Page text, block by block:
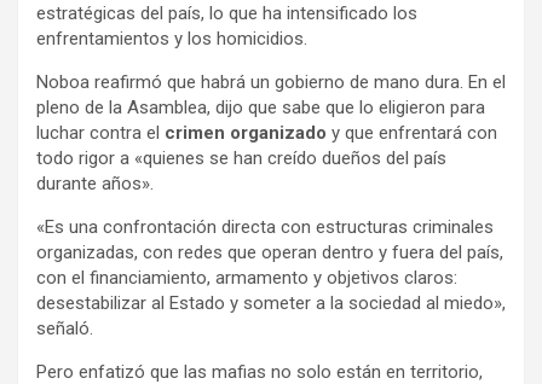
estratégicas del país, lo que ha intensificado los
enfrentamientos y los homicidios.
Noboa reafirmó que habrá un gobierno de mano dura. En el
pleno de la Asamblea, dijo que sabe que lo eligieron para
luchar contra el crimen organizado y que enfrentará con
todo rigor a «quienes se han creído dueños del país
durante años».
«Es una confrontación directa con estructuras criminales
organizadas, con redes que operan dentro y fuera del país,
con el financiamiento, armamento y objetivos claros:
desestabilizar al Estado y someter a la sociedad al miedo»,
señaló.
Pero enfatizó que las mafias no solo están en territorio,